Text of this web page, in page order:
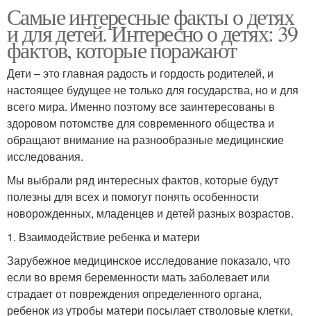
Факты об узбекистане Факт об узбекистане
И интересные факты Факты в истории
Самые интересные факты о детях
и для детей. Интересно о детях: 39
фактов, которые поражают
Дети – это главная радость и гордость родителей, и
настоящее будущее не только для государства, но и для
всего мира. Именно поэтому все заинтересованы в
здоровом потомстве для современного общества и
обращают внимание на разнообразные медицинские
исследования.
Мы выбрали ряд интересных фактов, которые будут
полезны для всех и помогут понять особенности
новорожденных, младенцев и детей разных возрастов.
1. Взаимодействие ребенка и матери
Зарубежное медицинское исследование показало, что
если во время беременности мать заболевает или
страдает от повреждения определенного органа,
ребенок из утробы матери посылает стволовые клетки,